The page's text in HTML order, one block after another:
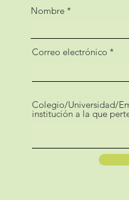
Nombre
Correo electrónico
Colegio/Universidad/
institución a la que